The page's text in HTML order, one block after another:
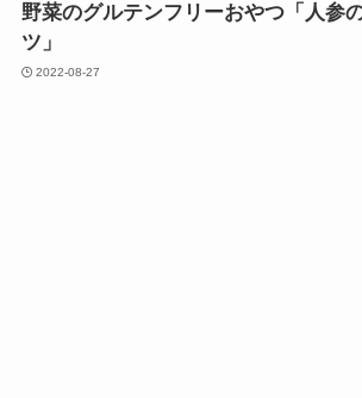
野菜のグルテンフリーおやつ「人参
ツ」
2022-08-27